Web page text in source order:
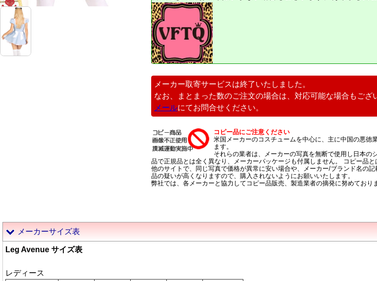
メーカー取寄サービスは終了いたしました。
なお、まとまった数のご注文の場合は、対応可能な場合もござ
メールにてお問合せください。
コピー品にご注意ください
米国メーカーのコスチュームを中心に、主に中国の悪徳
ます。
それらの業者は、メーカーの写真を無断で使用し日本
品で正規品とは全く異なり、メーカーパッケージも付属しません。 コピー品
他のサイトで、同じ写真で価格が異常に安い場合や、メーカー/ブランド名の
品の疑いが高くなりますので、購入されないようにお願いいたします。
弊社では、各メーカーと協力してコピー品販売、製造業者の摘発に努めており
メーカーサイズ表
Leg Avenue サイズ表
レディース